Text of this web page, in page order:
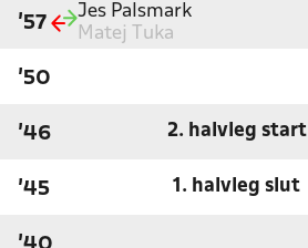
'57
Jes Palsmark
Matej Tuka
'50
'46 2. halvleg start
'45 1. halvleg slut